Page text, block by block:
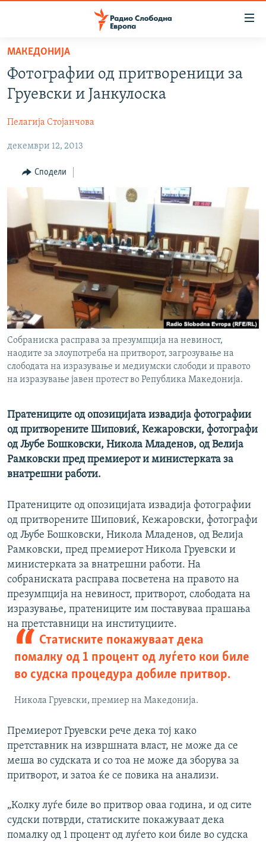
Оди
содржината
Оди
главната
Премини
МАКЕДОНИЈА
ВИЗУЕЛНО
ВЕСТИ
ШТО ТРЕБА ДА ЗНАЕТЕ
ПРИЈАВИ СЕ ЗА ЊУЗЛЕТЕР
ПОДКАСТ ЗОШТО?
СЛЕДЕТЕ НЕ
РСЕ веб страници
МАКЕДОНИЈА
Фотографии од притвореници за
Груевски и Јанкулоска
Пелагија Стојанчова
декември 12, 2013
Сподели
Собраниска расправа за презумпција на невиност,
наодите за злоупотреба на притворот, загрозување на
слободата на изразување и медиумски слободи и правото
на изразување јавен протест во Република Македонија.
Пратениците од опозицијата извадија фотографии
од притворените Шиповиќ, Кежаровски, фотографи
од Љубе Бошковски, Никола Младенов, од Велија
Рамковски пред премиерот и министерката за
внатрешни работи.
Пратениците од опозицијата извадија фотографии
од притворените Шиповиќ, Кежаровски, фотографи
од Љубе Бошковски, Никола Младенов, од Велија
Рамковски, пред премиерот Никола Груевски и
министерката за внатрешни работи. На
собраниската расправа посветена на правото на
презумпција на невиност, притворот, слободата на
изразување, пратениците им поставуваа прашања
на претставници на институциите.
Статиските покажуваат дека
помалку од 1 процент од луѓето кои биле
во судска процедура добиле притвор.
Никола Груевски, премиер на Македонија.
Премиерот Груевски рече дека тој како
претставник на извршната власт, не може да се
меша во судската и со тоа не може да зборува за
притворот, и затоа ќе се повика на анализи.
„Колку луѓе биле во притвор оваа година, и од сите
судски потврди, статиските покажуваат дека
помалку од 1 процент од луѓето кои биле во судска